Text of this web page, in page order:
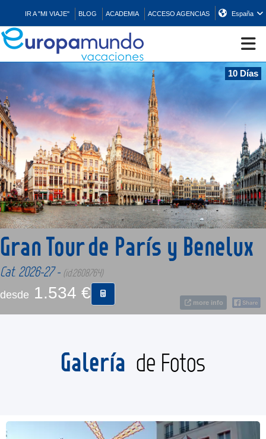
IR A "MI VIAJE" BLOG ACADEMIA ACCESO AGENCIAS España
CRUCEROS
EUROPA
ASIA
ORIENTE
PROMOCIONES
10 Días
more info
Gran Tour de París y Benelux
Cat. 2026-27 - (id:2608764)
desde 1.534 €
Galería de Fotos